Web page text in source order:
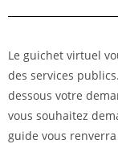
Le guichet virtuel
des services
dessous votre
vous souhaitez
guide vous